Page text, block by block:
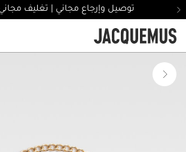
توصيل وإرجاع مجاني | تغليف مجاني